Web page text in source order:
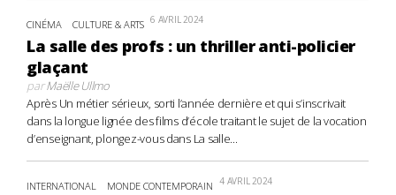
CINÉMA CULTURE & ARTS 6 AVRIL 2024
La salle des profs : un thriller anti-policier
glaçant
parMaëlle Ullmo
Après Un métier sérieux, sorti l’année dernière et qui s’inscrivait
dans la longue lignée des films d’école traitant le sujet de la vocation
d’enseignant, plongez-vous dans La salle...
INTERNATIONAL MONDE CONTEMPORAIN 4 AVRIL 2024